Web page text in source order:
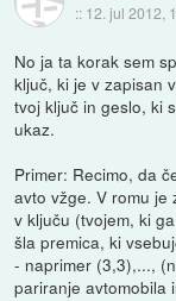
:: 12. jul 2012,
No ja ta korak sem
ključ, ki je v zapisan
tvoj ključ in geslo, ki
ukaz.
Primer: Recimo, da
avto vžge. V romu je
v ključu (tvojem, ki
šla premica, ki
- naprimer (3,3),...,
pariranje avtomobila